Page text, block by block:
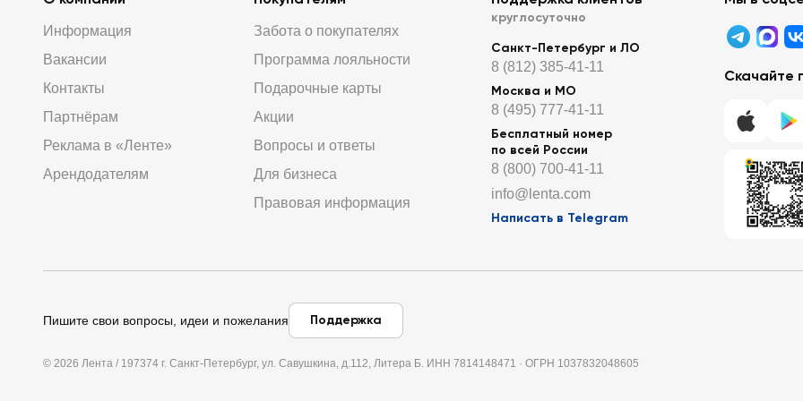
Информация
Вакансии
Контакты
Партнёрам
Реклама в «Ленте»
Арендодателям
Забота о покупателях
Программа лояльности
Подарочные карты
Акции
Вопросы и ответы
Для бизнеса
Правовая информация
круглосуточно
Санкт-Петербург и ЛО
8 (812) 385-41-11
Москва и МО
8 (495) 777-41-11
Бесплатный номер
по всей России
8 (800) 700-41-11
info@lenta.com
Написать в Telegram
Скачайте
Пишите свои вопросы, идеи и пожелания Поддержка
© 2026 Лента / 197374 г. Санкт-Петербург, ул. Савушкина, д.112, Литера Б. ИНН 7814148471 · ОГРН 1037832048605